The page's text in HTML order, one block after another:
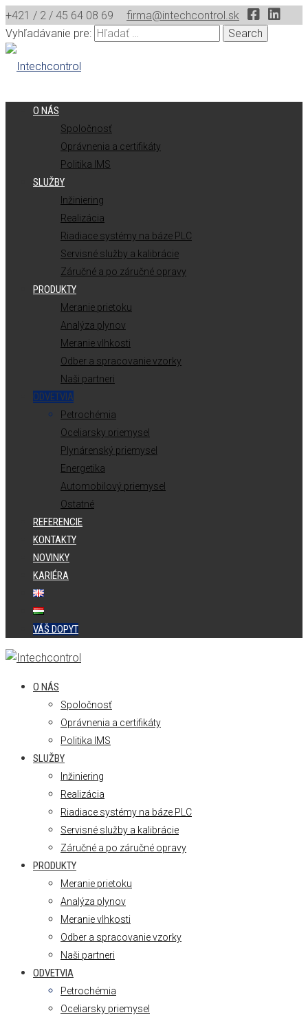
+421 / 2 / 45 64 08 69
firma@intechcontrol.sk
Vyhľadávanie pre:
O NÁS
Spoločnosť
Oprávnenia a certifikáty
Politika IMS
SLUŽBY
Inžiniering
Realizácia
Riadiace systémy na báze PLC
Servisné služby a kalibrácie
Záručné a po záručné opravy
PRODUKTY
Meranie prietoku
Analýza plynov
Meranie vlhkosti
Odber a spracovanie vzorky
Naši partneri
ODVETVIA
Petrochémia
Oceliarsky priemysel
Plynárenský priemysel
Energetika
Automobilový priemysel
Ostatné
REFERENCIE
KONTAKTY
NOVINKY
KARIÉRA
VÁŠ DOPYT
O NÁS
Spoločnosť
Oprávnenia a certifikáty
Politika IMS
SLUŽBY
Inžiniering
Realizácia
Riadiace systémy na báze PLC
Servisné služby a kalibrácie
Záručné a po záručné opravy
PRODUKTY
Meranie prietoku
Analýza plynov
Meranie vlhkosti
Odber a spracovanie vzorky
Naši partneri
ODVETVIA
Petrochémia
Oceliarsky priemysel